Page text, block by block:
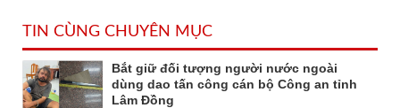
TIN CÙNG CHUYÊN MỤC
Bắt giữ đối tượng người nước ngoài
dùng dao tấn công cán bộ Công an tỉnh
Lâm Đồng